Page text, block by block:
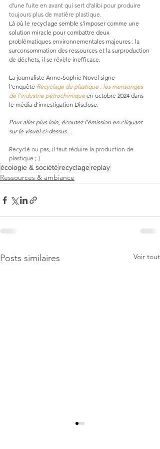
d'une fuite en avant qui sert d'alibi pour produire
toujours plus de matière plastique.
Là où le recyclage semble s'imposer comme une
solution miracle pour combattre deux
problématiques environnementales majeures : la
surconsommation des ressources et la surproduction
de déchets, il se révèle inefficace.
La journaliste Anne-Sophie Novel signe
l'enquête Recyclage du plastique : les mensonges
de l’industrie pétrochimique en octobre 2024 dans
le média d’investigation Disclose.
Pour aller plus loin, écoutez l'émission en cliquant
sur le visuel ci-dessus ...
Recyclé ou pas, il faut réduire la production de
plastique ;-)
écologie & société recyclage replay
Ressources & ambiance
Posts similaires Voir tout